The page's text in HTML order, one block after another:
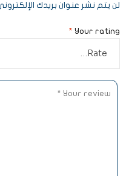
لن يتم نشر عنوان بريدك
Your rating
*